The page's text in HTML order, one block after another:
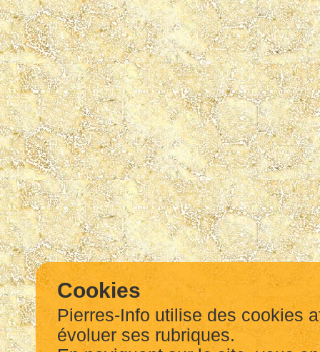
Cookies
Pierres-Info utilise des cookies
évoluer ses rubriques.